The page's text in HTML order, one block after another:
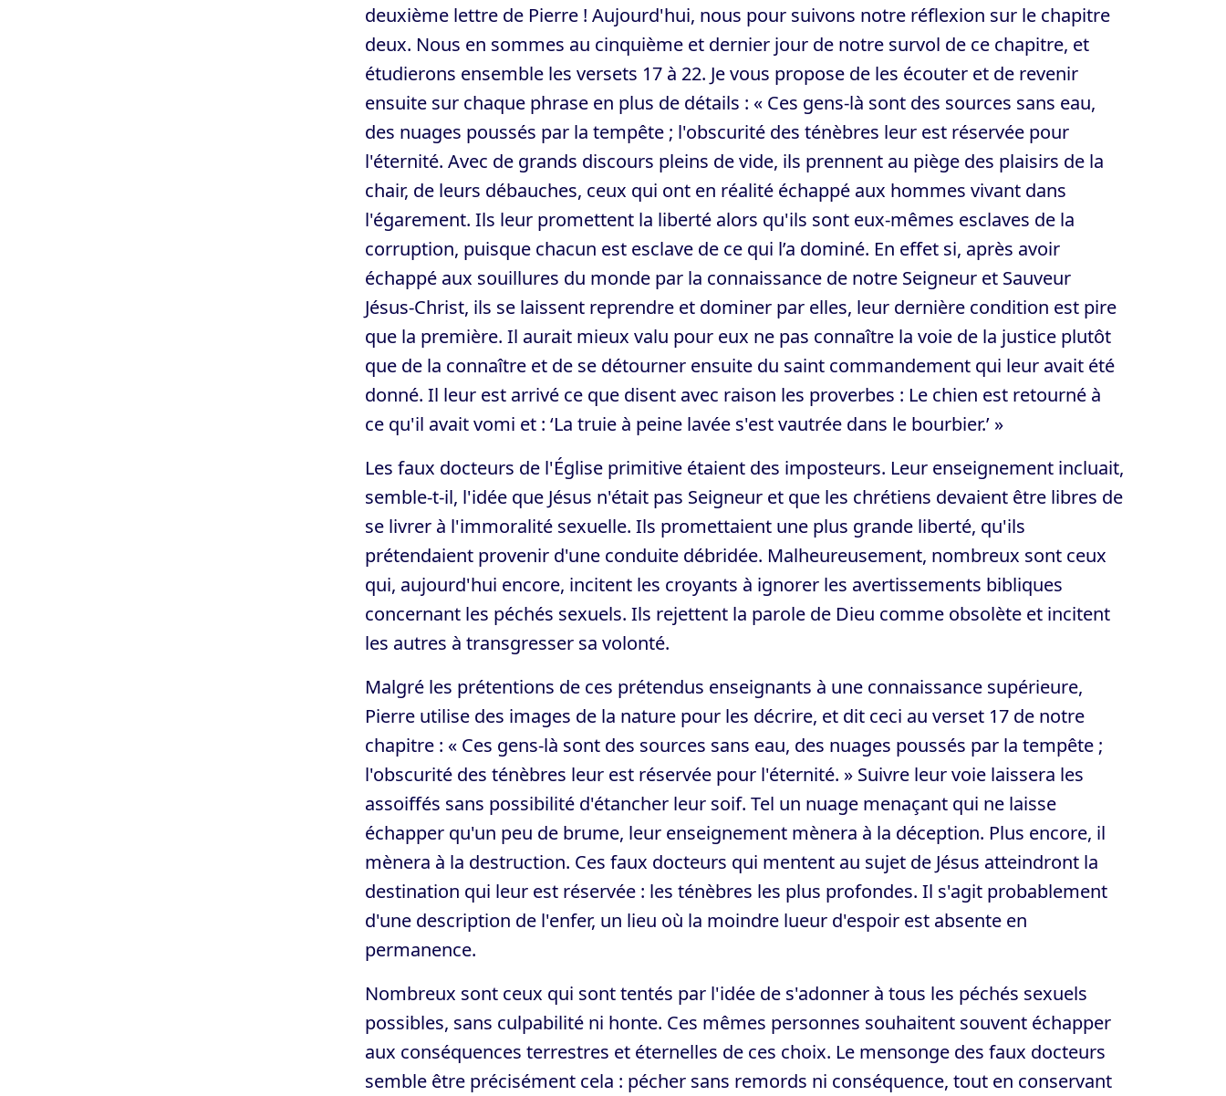
deuxième lettre de Pierre ! Aujourd'hui, nous pour suivons notre réflexion sur le chapitre
deux. Nous en sommes au cinquième et dernier jour de notre survol de ce chapitre, et
étudierons ensemble les versets 17 à 22. Je vous propose de les écouter et de revenir
ensuite sur chaque phrase en plus de détails : « Ces gens-là sont des sources sans eau,
des nuages poussés par la tempête ; l'obscurité des ténèbres leur est réservée pour
l'éternité. Avec de grands discours pleins de vide, ils prennent au piège des plaisirs de la
chair, de leurs débauches, ceux qui ont en réalité échappé aux hommes vivant dans
l'égarement. Ils leur promettent la liberté alors qu'ils sont eux-mêmes esclaves de la
corruption, puisque chacun est esclave de ce qui l’a dominé. En effet si, après avoir
échappé aux souillures du monde par la connaissance de notre Seigneur et Sauveur
Jésus-Christ, ils se laissent reprendre et dominer par elles, leur dernière condition est pire
que la première. Il aurait mieux valu pour eux ne pas connaître la voie de la justice plutôt
que de la connaître et de se détourner ensuite du saint commandement qui leur avait été
donné. Il leur est arrivé ce que disent avec raison les proverbes : Le chien est retourné à
ce qu'il avait vomi et : ‘La truie à peine lavée s'est vautrée dans le bourbier.’ »
Les faux docteurs de l'Église primitive étaient des imposteurs. Leur enseignement incluait,
semble-t-il, l'idée que Jésus n'était pas Seigneur et que les chrétiens devaient être libres de
se livrer à l'immoralité sexuelle. Ils promettaient une plus grande liberté, qu'ils
prétendaient provenir d'une conduite débridée. Malheureusement, nombreux sont ceux
qui, aujourd'hui encore, incitent les croyants à ignorer les avertissements bibliques
concernant les péchés sexuels. Ils rejettent la parole de Dieu comme obsolète et incitent
les autres à transgresser sa volonté.
Malgré les prétentions de ces prétendus enseignants à une connaissance supérieure,
Pierre utilise des images de la nature pour les décrire, et dit ceci au verset 17 de notre
chapitre : « Ces gens-là sont des sources sans eau, des nuages poussés par la tempête ;
l'obscurité des ténèbres leur est réservée pour l'éternité. » Suivre leur voie laissera les
assoiffés sans possibilité d'étancher leur soif. Tel un nuage menaçant qui ne laisse
échapper qu'un peu de brume, leur enseignement mènera à la déception. Plus encore, il
mènera à la destruction. Ces faux docteurs qui mentent au sujet de Jésus atteindront la
destination qui leur est réservée : les ténèbres les plus profondes. Il s'agit probablement
d'une description de l'enfer, un lieu où la moindre lueur d'espoir est absente en
permanence.
Nombreux sont ceux qui sont tentés par l'idée de s'adonner à tous les péchés sexuels
possibles, sans culpabilité ni honte. Ces mêmes personnes souhaitent souvent échapper
aux conséquences terrestres et éternelles de ces choix. Le mensonge des faux docteurs
semble être précisément cela : pécher sans remords ni conséquence, tout en conservant